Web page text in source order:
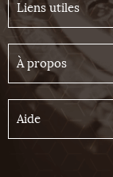
Liens utiles
À propos
Aide